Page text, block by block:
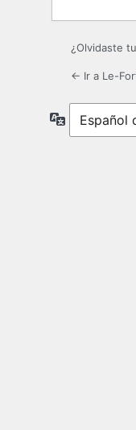
¿Olvidaste
← Ir a Le-
Idioma